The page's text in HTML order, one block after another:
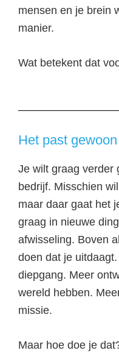
mensen en je brein
manier.
Wat betekent dat
Het past
Je wilt graag verder
bedrijf. Misschien
maar daar gaat het
graag in nieuwe
afwisseling. Boven
doen dat je
diepgang. Meer
wereld hebben.
missie.
Maar hoe doe je